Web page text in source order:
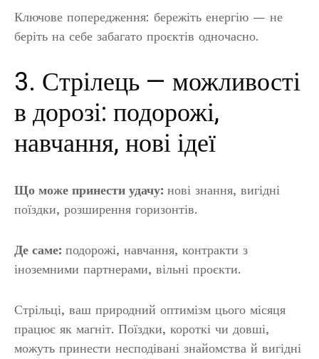
Ключове попередження: бережіть енергію — не
беріть на себе забагато проєктів одночасно.
3. Стрілець — можливості
в дорозі: подорожі,
навчання, нові ідеї
Що може принести удачу: нові знання, вигідні
поїздки, розширення горизонтів.
Де саме: подорожі, навчання, контракти з
іноземними партнерами, вільні проєкти.
Стрільці, ваш природний оптимізм цього місяця
працює як магніт. Поїздки, короткі чи довші,
можуть принести несподівані знайомства й вигідні